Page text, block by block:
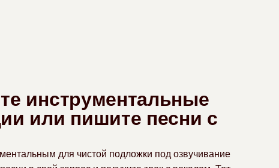
инструментальные
или пишите песни с
для чистой подложки под озвучивание